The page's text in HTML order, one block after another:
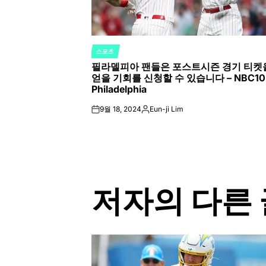
POSTED
IN
스포츠
필라델피아 팬들은 포스트시즌 경기 티켓
얻을 기회를 신청할 수 있습니다 – NBC10
Philadelphia
on9월 18, 2024Posted
Eun-ji Lim
저자의 다른